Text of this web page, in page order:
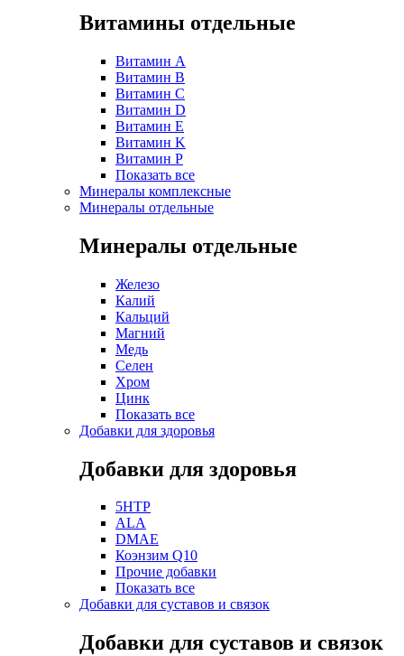
Витамины отдельные
Витамин A
Витамин B
Витамин C
Витамин D
Витамин E
Витамин K
Витамин P
Показать все
Минералы комплексные
Минералы отдельные
Минералы отдельные
Железо
Калий
Кальций
Магний
Медь
Селен
Хром
Цинк
Показать все
Добавки для здоровья
Добавки для здоровья
5HTP
ALA
DMAE
Коэнзим Q10
Прочие добавки
Показать все
Добавки для суставов и связок
Добавки для суставов и связок